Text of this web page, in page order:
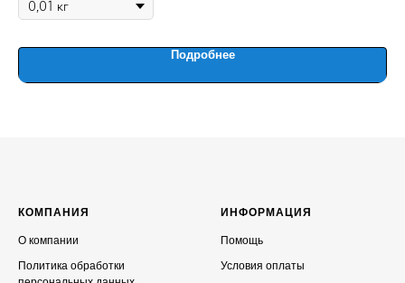
Подробнее
КОМПАНИЯ
О компании
Политика обработки
ИНФОРМАЦИЯ
Помощь
Условия оплаты